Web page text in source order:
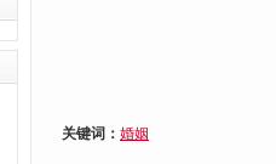
关键词： 婚姻